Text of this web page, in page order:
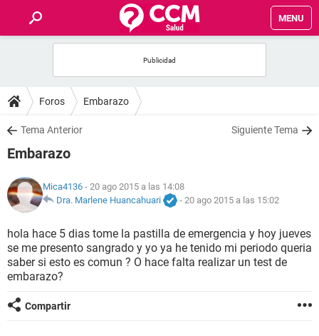
MENU
FOROS
SALUD
NUTRICIÓN
BIENESTAR
SEXUALIDAD
GLOSARIO
Foros Embarazo
Tema Anterior Siguiente Tema
Embarazo
Mica4136 - 20 ago 2015 a las 14:08
Dra. Marlene Huancahuari
- 20 ago 2015 a las 15:02
hola hace 5 dias tome la pastilla de emergencia y hoy jueves
se me presento sangrado y yo ya he tenido mi periodo queria
saber si esto es comun ? O hace falta realizar un test de
embarazo?
Compartir